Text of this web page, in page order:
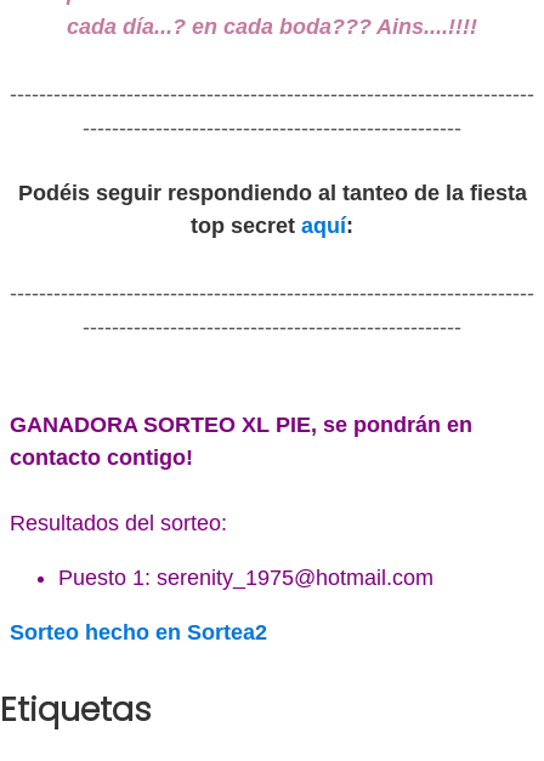
cada día...? en cada boda??? Ains....!!!!
------------------------------------------------------------------------
----------------------------------------------------
Podéis seguir respondiendo al tanteo de la fiesta
top secret aquí:
------------------------------------------------------------------------
----------------------------------------------------
GANADORA SORTEO XL PIE, se pondrán en
contacto contigo!
Resultados del sorteo:
Puesto 1: serenity_1975@hotmail.com
Sorteo hecho en Sortea2
Etiquetas